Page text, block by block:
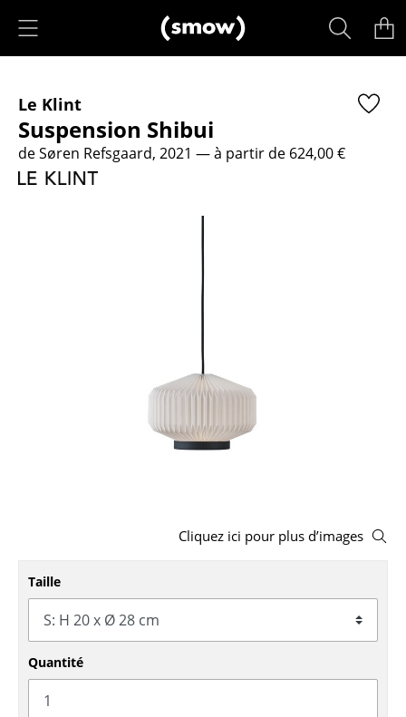
Sièges
Chaises de cuisine & salle à manger
Canapés
Chaises et Tabourets de bar
Bancs & Chaises longues
Chaises à bascule
Chaises de bureau
Chaises de conférence
Fauteuils de direction
Le Klint
Suspension Shibui
de Søren Refsgaard, 2021 — à partir de 624,00 €
Cliquez ici pour plus d’images
Taille
Quantité